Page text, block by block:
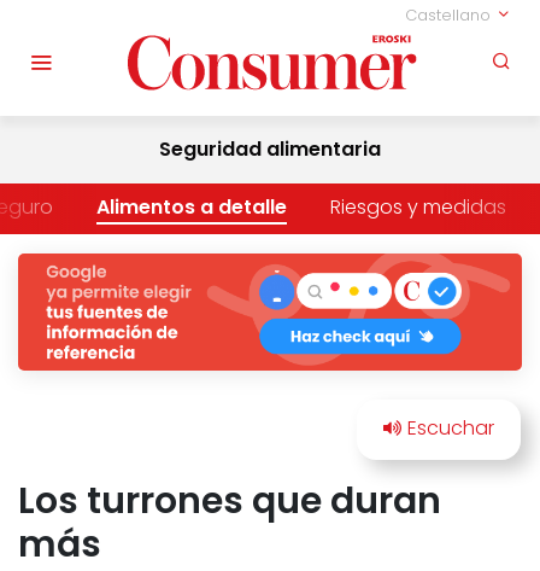
Castellano
Seguridad alimentaria
Alimentos a detalle Riesgos y medidas
Los turrones que duran
más